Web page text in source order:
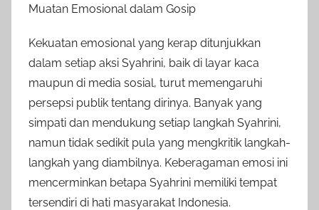
Muatan Emosional dalam Gosip
Kekuatan emosional yang kerap ditunjukkan
dalam setiap aksi Syahrini, baik di layar kaca
maupun di media sosial, turut memengaruhi
persepsi publik tentang dirinya. Banyak yang
simpati dan mendukung setiap langkah Syahrini,
namun tidak sedikit pula yang mengkritik langkah-
langkah yang diambilnya. Keberagaman emosi ini
mencerminkan betapa Syahrini memiliki tempat
tersendiri di hati masyarakat Indonesia.